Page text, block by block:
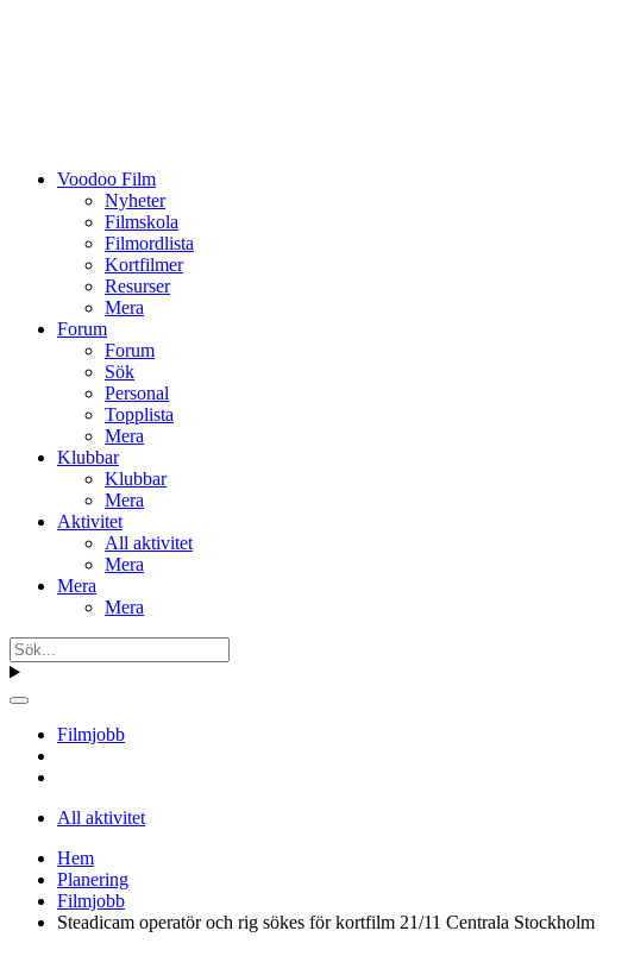
Voodoo Film
Nyheter
Filmskola
Filmordlista
Kortfilmer
Resurser
Mera
Forum
Forum
Sök
Personal
Topplista
Mera
Klubbar
Klubbar
Mera
Aktivitet
All aktivitet
Mera
Mera
Mera
Filmjobb
All aktivitet
Hem
Planering
Filmjobb
Steadicam operatör och rig sökes för kortfilm 21/11 Centrala Stockholm